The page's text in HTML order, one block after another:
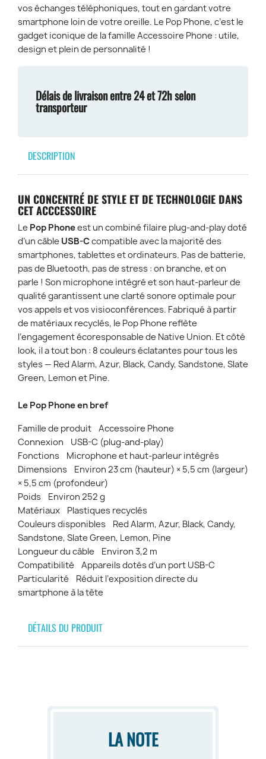
vos échanges téléphoniques, tout en gardant votre
smartphone loin de votre oreille. Le Pop Phone, c’est le
gadget iconique de la famille Accessoire Phone : utile,
design et plein de personnalité !
Délais de livraison entre 24 et 72h selon
transporteur
DESCRIPTION
UN CONCENTRÉ DE STYLE ET DE TECHNOLOGIE DANS
CET ACCCESSOIRE
Le Pop Phoneest un combiné filaire plug-and-play doté
d’un câble USB-Ccompatible avec la majorité des
smartphones, tablettes et ordinateurs. Pas de batterie,
pas de Bluetooth, pas de stress : on branche, et on
parle ! Son microphone intégré et son haut-parleur de
qualité garantissent une clarté sonore optimale pour
vos appels et vos visioconférences. Fabriqué à partir
de matériaux recyclés, le Pop Phone reflète
l’engagement écoresponsable de Native Union. Et côté
look, il a tout bon : 8 couleurs éclatantes pour tous les
styles — Red Alarm, Azur, Black, Candy, Sandstone, Slate
Green, Lemon et Pine.
Le Pop Phone en bref
Famille de produit Accessoire Phone
Connexion USB-C (plug-and-play)
Fonctions Microphone et haut-parleur intégrés
Dimensions Environ 23 cm (hauteur) × 5,5 cm (largeur)
× 5,5 cm (profondeur)
Poids Environ 252 g
Matériaux Plastiques recyclés
Couleurs disponibles Red Alarm, Azur, Black, Candy,
Sandstone, Slate Green, Lemon, Pine
Longueur du câble Environ 3,2 m
Compatibilité Appareils dotés d’un port USB-C
Particularité Réduit l’exposition directe du
smartphone à la tête
DÉTAILS DU PRODUIT
LA NOTE